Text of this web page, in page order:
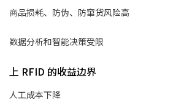
商品损耗、防伪、防窜货风险高
数据分析和智能决策受限
上 RFID 的收益边界
人工成本下降